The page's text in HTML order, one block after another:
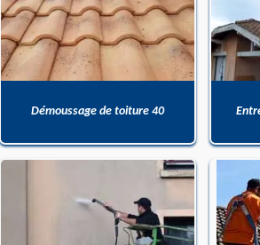
Démoussage de toiture 40